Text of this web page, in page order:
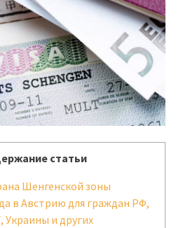
статьи
Шенгенской зоны
в Австрию для граждан РФ,
Украины и других